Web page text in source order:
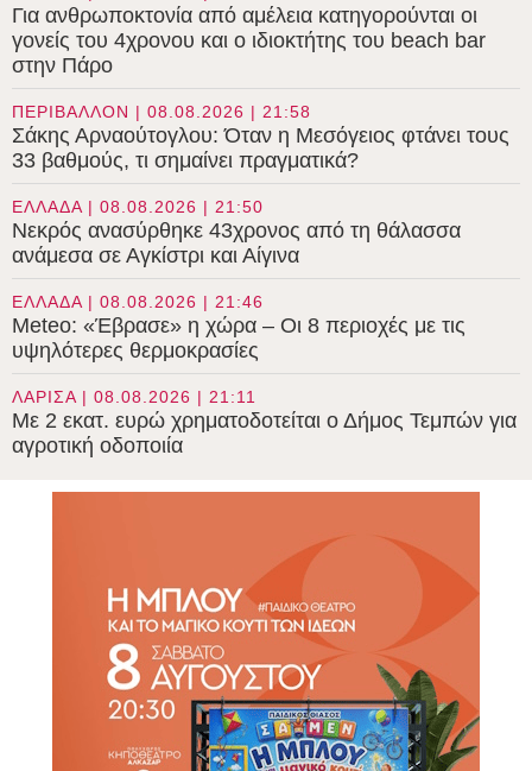
Για ανθρωποκτονία από αμέλεια κατηγορούνται οι
γονείς του 4χρονου και ο ιδιοκτήτης του beach bar
στην Πάρο
ΠΕΡΙΒΑΛΛΟΝ | 08.08.2026 | 21:58
Σάκης Αρναούτογλου: Όταν η Μεσόγειος φτάνει τους
33 βαθμούς, τι σημαίνει πραγματικά?
ΕΛΛΑΔΑ | 08.08.2026 | 21:50
Νεκρός ανασύρθηκε 43χρονος από τη θάλασσα
ανάμεσα σε Αγκίστρι και Αίγινα
ΕΛΛΑΔΑ | 08.08.2026 | 21:46
Meteo: «Έβρασε» η χώρα – Οι 8 περιοχές με τις
υψηλότερες θερμοκρασίες
ΛΑΡΙΣΑ | 08.08.2026 | 21:11
Με 2 εκατ. ευρώ χρηματοδοτείται ο Δήμος Τεμπών για
αγροτική οδοποιία